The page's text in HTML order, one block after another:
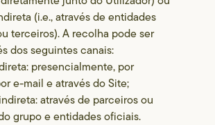
(i.e., através de entidades
terceiros). A recolha pode ser
dos seguintes canais:
presencialmente, por
e-mail e através do Site;
através de parceiros ou
grupo e entidades oficiais.